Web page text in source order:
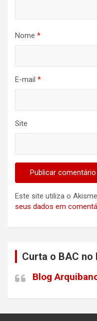
Nome *
E-mail *
Site
Este site utiliza o
seus dados em
Curta o BAC no
Blog